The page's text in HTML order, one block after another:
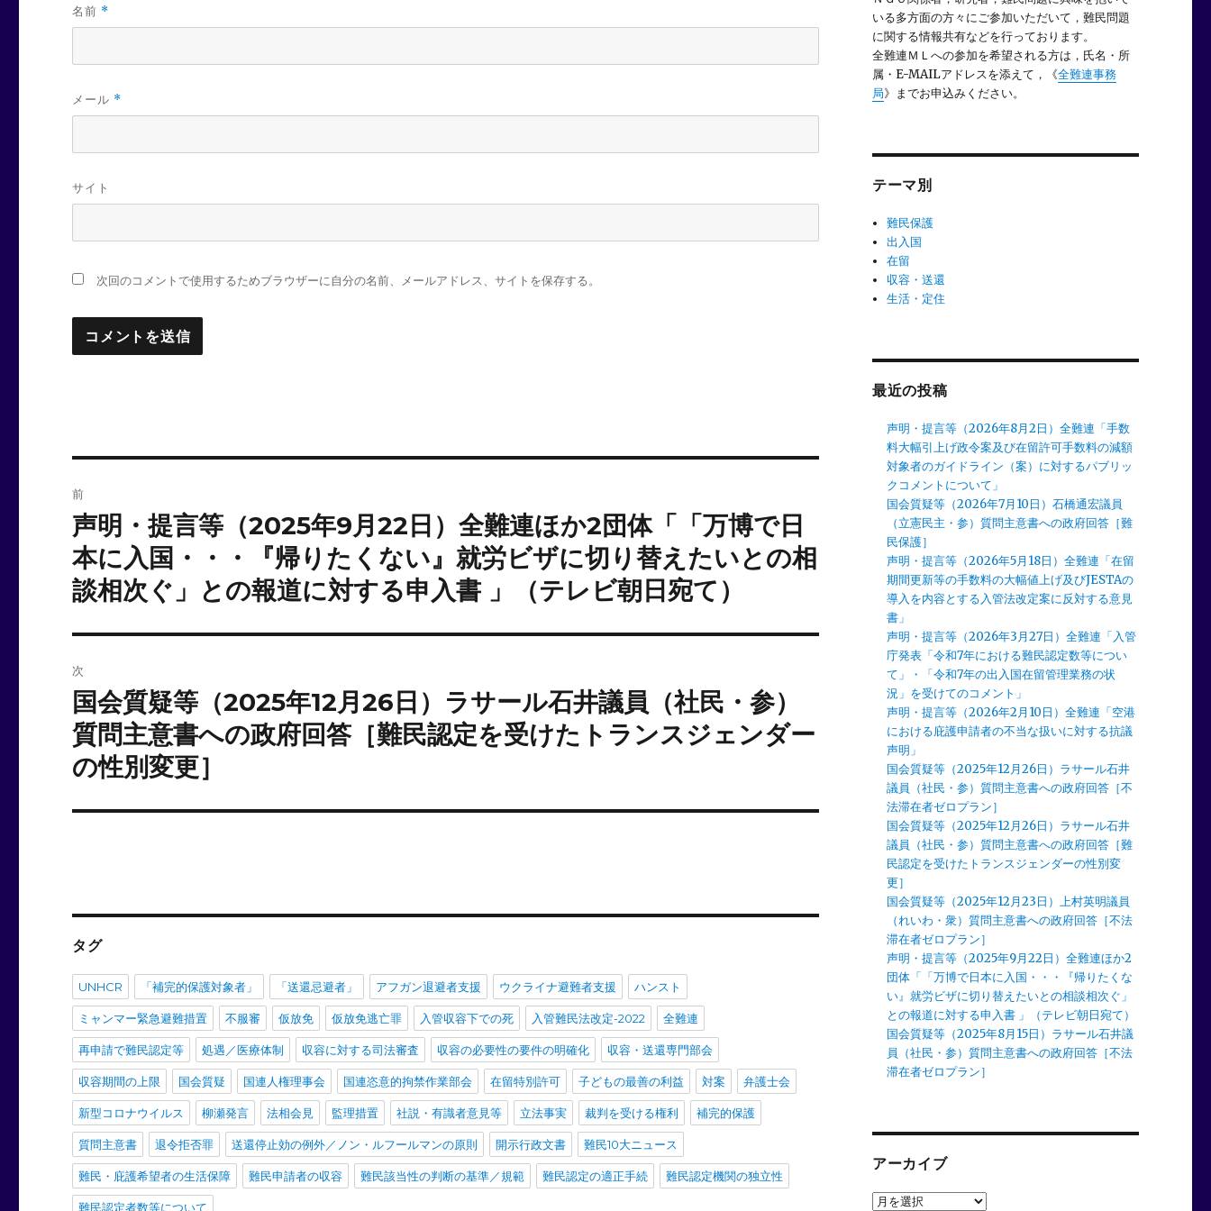
名前 *
メール *
サイト
次回のコメントで使用するためブラウザーに自分の名前、メールアドレス、サイトを保存する。
稿
ナ
ビ
ゲ
ー
シ
ョ
ン
前
前
の
投
稿:
声明・提言等（2025年9月22日）全難連ほか2団体「「万博で日
本に入国・・・『帰りたくない』就労ビザに切り替えたいとの相
談相次ぐ」との報道に対する申入書 」（テレビ朝日宛て）
次
次
の
投
稿:
国会質疑等（2025年12月26日）ラサール石井議員（社民・参）
質問主意書への政府回答［難民認定を受けたトランスジェンダー
の性別変更］
タグ
UNHCR 「補完的保護対象者」 「送還忌避者」 アフガン退避者支援 ウクライナ避難者支援 ハンスト
ミャンマー緊急避難措置 不服審 仮放免 仮放免逃亡罪 入管収容下での死 入管難民法改定-2022 全難連
再申請で難民認定等 処遇／医療体制 収容に対する司法審査 収容の必要性の要件の明確化 収容・送還専門部会
収容期間の上限 国会質疑 国連人権理事会 国連恣意的拘禁作業部会 在留特別許可 子どもの最善の利益 対案 弁護士会
新型コロナウイルス 柳瀬発言 法相会見 監理措置 社説・有識者意見等 立法事実 裁判を受ける権利 補完的保護
質問主意書 退令拒否罪 送還停止効の例外／ノン・ルフールマンの原則 開示行政文書 難民10大ニュース
難民・庇護希望者の生活保障 難民申請者の収容 難民該当性の判断の基準／規範 難民認定の適正手続 難民認定機関の独立性
難民認定者数等について
いる多方面の方々にご参加いただいて，難民問題
に関する情報共有などを行っております。
全難連ＭＬへの参加を希望される方は，氏名・所
属・E-MAILアドレスを添えて，《全難連事務
局》までお申込みください。
テーマ別
難民保護
出入国
在留
収容・送還
生活・定住
最近の投稿
声明・提言等（2026年8月2日）全難連「手数
料大幅引上げ政令案及び在留許可手数料の減額
対象者のガイドライン（案）に対するパブリッ
クコメントについて」
国会質疑等（2026年7月10日）石橋通宏議員
（立憲民主・参）質問主意書への政府回答［難
民保護］
声明・提言等（2026年5月18日）全難連「在留
期間更新等の手数料の大幅値上げ及びJESTAの
導入を内容とする入管法改定案に反対する意見
書」
声明・提言等（2026年3月27日）全難連「入管
庁発表「令和7年における難民認定数等につい
て」・「令和7年の出入国在留管理業務の状
況」を受けてのコメント」
声明・提言等（2026年2月10日）全難連「空港
における庇護申請者の不当な扱いに対する抗議
声明」
国会質疑等（2025年12月26日）ラサール石井
議員（社民・参）質問主意書への政府回答［不
法滞在者ゼロプラン］
国会質疑等（2025年12月26日）ラサール石井
議員（社民・参）質問主意書への政府回答［難
民認定を受けたトランスジェンダーの性別変
更］
国会質疑等（2025年12月23日）上村英明議員
（れいわ・衆）質問主意書への政府回答［不法
滞在者ゼロプラン］
声明・提言等（2025年9月22日）全難連ほか2
団体「「万博で日本に入国・・・『帰りたくな
い』就労ビザに切り替えたいとの相談相次ぐ」
との報道に対する申入書 」（テレビ朝日宛て）
国会質疑等（2025年8月15日）ラサール石井議
員（社民・参）質問主意書への政府回答［不法
滞在者ゼロプラン］
アーカイブ
ア